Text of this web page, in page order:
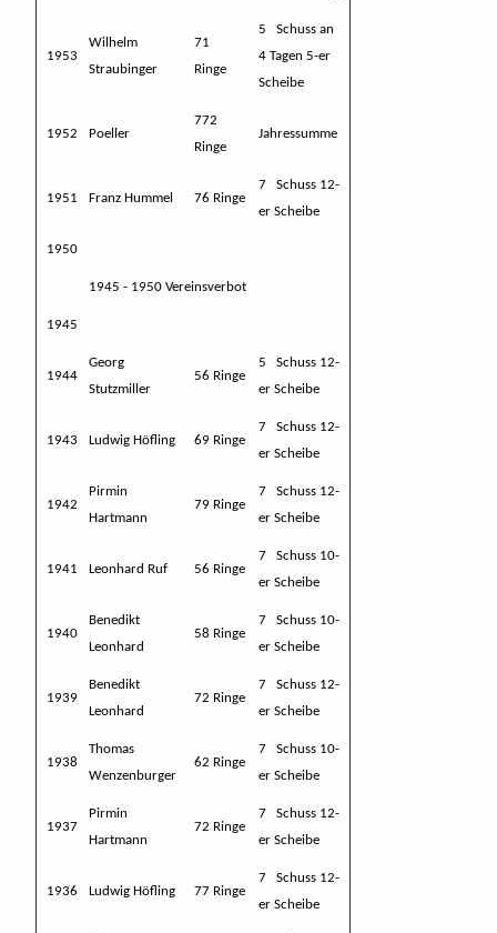
1953
Wilhelm
Straubinger
71
Ringe
5 Schuss an
4 Tagen 5-er
Scheibe
1952 Poeller
772
Ringe
Jahressumme
1951 Franz Hummel 76 Ringe
7 Schuss 12-
er Scheibe
1950
1945 - 1950 Vereinsverbot
1945
1944
Georg
Stutzmiller
56 Ringe
5 Schuss 12-
er Scheibe
1943 Ludwig Höfling 69 Ringe
7 Schuss 12-
er Scheibe
1942
Pirmin
Hartmann
79 Ringe
7 Schuss 12-
er Scheibe
1941 Leonhard Ruf 56 Ringe
7 Schuss 10-
er Scheibe
1940
Benedikt
Leonhard
58 Ringe
7 Schuss 10-
er Scheibe
1939
Benedikt
Leonhard
72 Ringe
7 Schuss 12-
er Scheibe
1938
Thomas
Wenzenburger
62 Ringe
7 Schuss 10-
er Scheibe
1937
Pirmin
Hartmann
72 Ringe
7 Schuss 12-
er Scheibe
1936 Ludwig Höfling 77 Ringe
7 Schuss 12-
er Scheibe